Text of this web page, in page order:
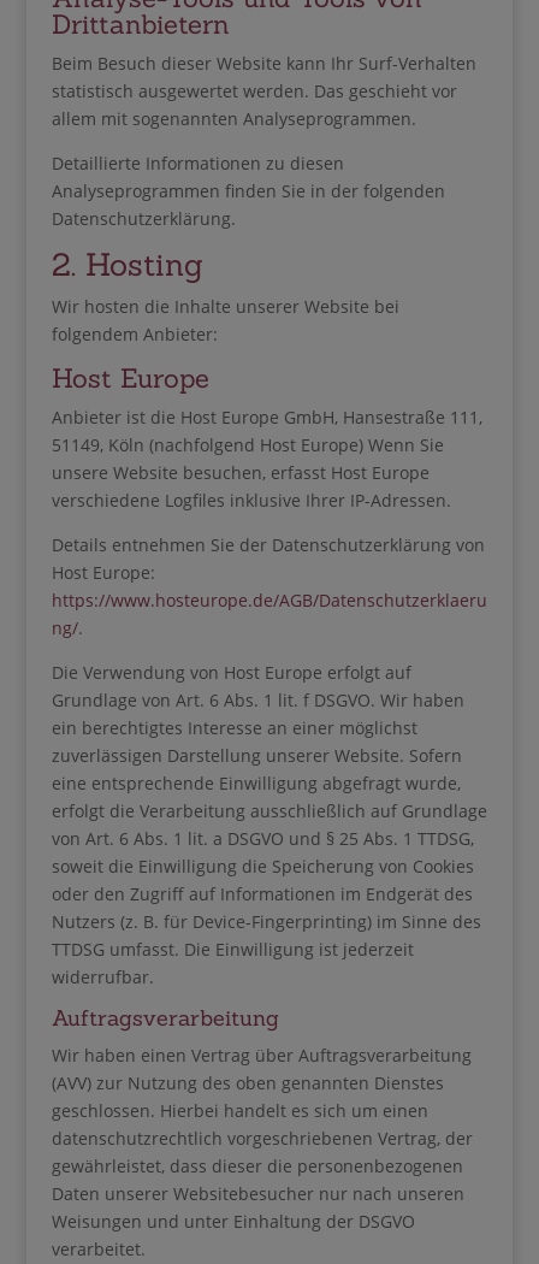
Dritt­anbietern
Beim Besuch dieser Website kann Ihr Surf-Verhalten
statistisch ausgewertet werden. Das geschieht vor
allem mit sogenannten Analyseprogrammen.
Detaillierte Informationen zu diesen
Analyseprogrammen finden Sie in der folgenden
Datenschutzerklärung.
2. Hosting
Wir hosten die Inhalte unserer Website bei
folgendem Anbieter:
Host Europe
Anbieter ist die Host Europe GmbH, Hansestraße 111,
51149, Köln (nachfolgend Host Europe) Wenn Sie
unsere Website besuchen, erfasst Host Europe
verschiedene Logfiles inklusive Ihrer IP-Adressen.
Details entnehmen Sie der Datenschutzerklärung von
Host Europe:
https://www.hosteurope.de/AGB/Datenschutzerklaeru
ng/.
Die Verwendung von Host Europe erfolgt auf
Grundlage von Art. 6 Abs. 1 lit. f DSGVO. Wir haben
ein berechtigtes Interesse an einer möglichst
zuverlässigen Darstellung unserer Website. Sofern
eine entsprechende Einwilligung abgefragt wurde,
erfolgt die Verarbeitung ausschließlich auf Grundlage
von Art. 6 Abs. 1 lit. a DSGVO und § 25 Abs. 1 TTDSG,
soweit die Einwilligung die Speicherung von Cookies
oder den Zugriff auf Informationen im Endgerät des
Nutzers (z. B. für Device-Fingerprinting) im Sinne des
TTDSG umfasst. Die Einwilligung ist jederzeit
widerrufbar.
Auftragsverarbeitung
Wir haben einen Vertrag über Auftragsverarbeitung
(AVV) zur Nutzung des oben genannten Dienstes
geschlossen. Hierbei handelt es sich um einen
datenschutzrechtlich vorgeschriebenen Vertrag, der
gewährleistet, dass dieser die personenbezogenen
Daten unserer Websitebesucher nur nach unseren
Weisungen und unter Einhaltung der DSGVO
verarbeitet.